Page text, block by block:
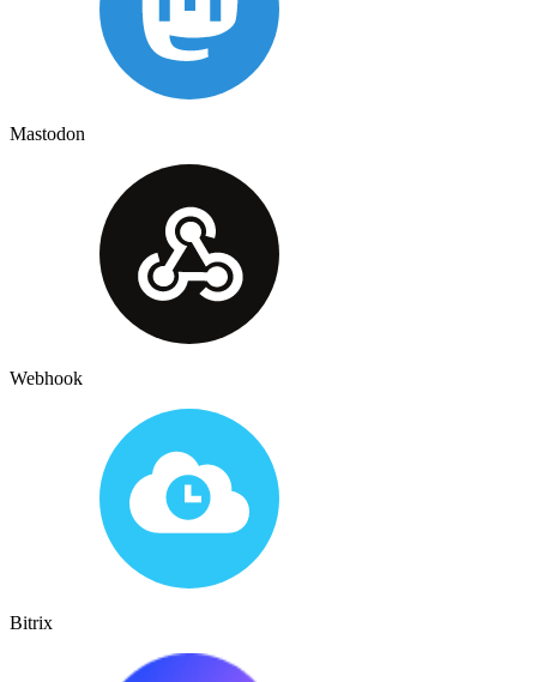
Mastodon
Webhook
Bitrix